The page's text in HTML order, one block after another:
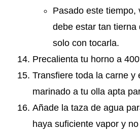
Pasado este tiempo,
debe estar tan tierna
solo con tocarla.
Precalienta tu horno a
Transfiere toda la carne y
marinado a tu olla apta
Añade la taza de agua
haya suficiente vapor y